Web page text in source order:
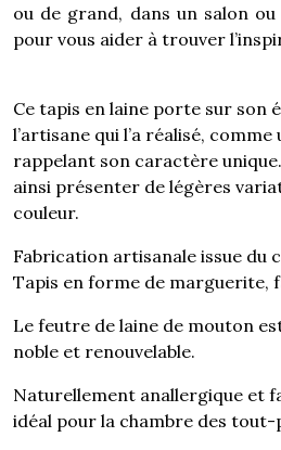
ou de grand, dans un salon
pour vous aider à trouver
Ce tapis en laine porte sur son
l’artisane qui l’a réalisé,
rappelant son caractère
ainsi présenter de légères
couleur.
Fabrication artisanale issue du
Tapis en forme de marguerite,
Le feutre de laine de mouton
noble et renouvelable.
Naturellement anallergique et
idéal pour la chambre des